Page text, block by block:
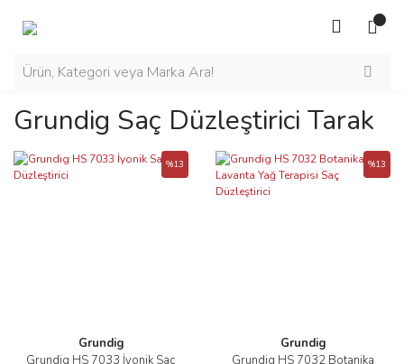
Grundig Saç Düzleştirici Tarak
Grundig
Grundig HS 7033 İyonik Saç
%13
Grundig
Grundig HS 7032 Botanika
%13